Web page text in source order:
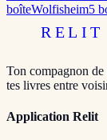
boîteWolfisheim5
RELIT
Ton compagnon de
tes livres entre
Application Relit